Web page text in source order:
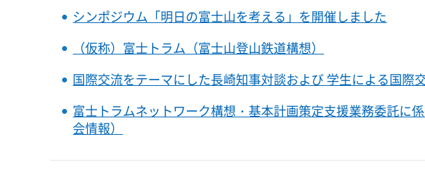
シンポジウム「明日の富士山を考える」を開催しました
（仮称）富士トラム（富士山登山鉄道構想）
国際交流をテーマにした長崎知事対談および 学生による国際
富士トラムネットワーク構想・基本計画策定支援業務委託に
会情報）